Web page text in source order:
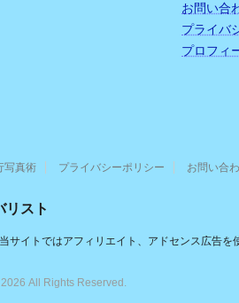
お問い合
プライバ
プロフィ
写真術 プライバシーポリシー お問い合
リスト
イトではアフィリエイト、アドセンス広告を
All Rights Reserved.